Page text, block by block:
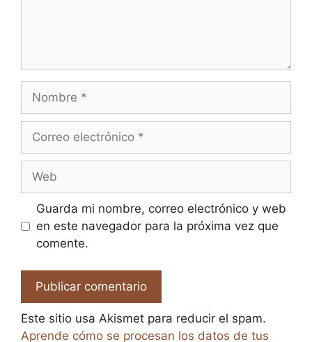
Nombre
Correo
Web
Guarda mi nombre, correo electrónico y web
en este navegador para la próxima vez que
comente.
Este sitio usa Akismet para reducir el spam.
Aprende cómo se procesan los datos de tus